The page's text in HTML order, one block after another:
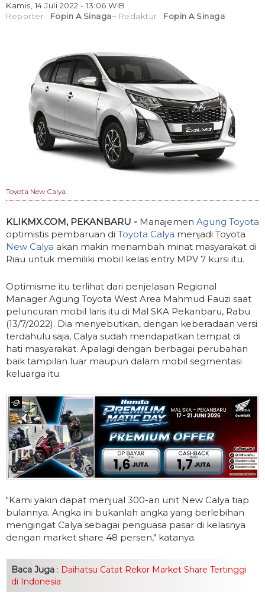
Kamis, 14 Juli 2022 - 13:06 WIB
Reporter : Fopin A Sinaga Redaktur : Fopin A Sinaga
Toyota New Calya.
KLIKMX.COM, PEKANBARU - Manajemen Agung Toyota
optimistis pembaruan di Toyota Calya menjadi Toyota
New Calya akan makin menambah minat masyarakat di
Riau untuk memiliki mobil kelas entry MPV 7 kursi itu.
Optimisme itu terlihat dari penjelasan Regional
Manager Agung Toyota West Area Mahmud Fauzi saat
peluncuran mobil laris itu di Mal SKA Pekanbaru, Rabu
(13/7/2022). Dia menyebutkan, dengan keberadaan versi
terdahulu saja, Calya sudah mendapatkan tempat di
hati masyarakat. Apalagi dengan berbagai perubahan
baik tampilan luar maupun dalam mobil segmentasi
keluarga itu.
"Kami yakin dapat menjual 300-an unit New Calya tiap
bulannya. Angka ini bukanlah angka yang berlebihan
mengingat Calya sebagai penguasa pasar di kelasnya
dengan market share 48 persen," katanya.
Baca Juga : Daihatsu Catat Rekor Market Share Tertinggi
di Indonesia